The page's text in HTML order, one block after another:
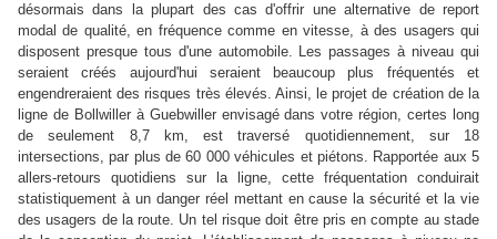
désormais dans la plupart des cas d'offrir une alternative de report
modal de qualité, en fréquence comme en vitesse, à des usagers qui
disposent presque tous d'une automobile. Les passages à niveau qui
seraient créés aujourd'hui seraient beaucoup plus fréquentés et
engendreraient des risques très élevés. Ainsi, le projet de création de la
ligne de Bollwiller à Guebwiller envisagé dans votre région, certes long
de seulement 8,7 km, est traversé quotidiennement, sur 18
intersections, par plus de 60 000 véhicules et piétons. Rapportée aux 5
allers-retours quotidiens sur la ligne, cette fréquentation conduirait
statistiquement à un danger réel mettant en cause la sécurité et la vie
des usagers de la route. Un tel risque doit être pris en compte au stade